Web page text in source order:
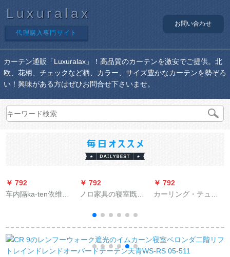
Luxuralax
代理購入専門サイト
お問い合わせ
カーテン通販「Luxuralax」！高品質のカーテンを激安でご提供。北
欧、花柄、チェックなど柄、カラー、サイズ豊かなカーテンを勢ぞろ
い！興味がある方はぜひお問合せ下さいませ。
￥ 792
车内隔ka-ten依维柯
风菱智金杯新海狮热
隔てカ-ンストにな车/
伝言をお愿いしま
￥ 792
ノロ家具の寝室既製
系リーディングビデ
オディップの窓から
外に出る。テ`ン耐摩
耗厚手遮光UVカット
￥ 792
カーリング・テュー
ティン・テュー風呂
のカーリングリング
リング・リッキング